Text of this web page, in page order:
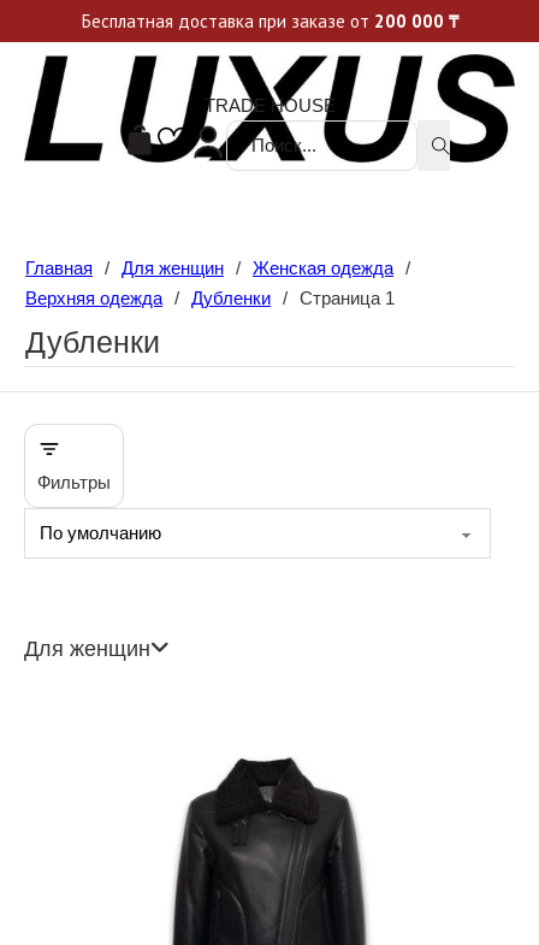
Уникальные акции и спецпредложения каждую неделю, не пропусти свой шанс
TRADE HOUSE
Поиск ...
Главная / Для женщин / Женская одежда /
Верхняя одежда / Дубленки / Страница 1
Дубленки
Фильтры
Для женщин
Бесплатная доставка при заказе от 200 000 ₸